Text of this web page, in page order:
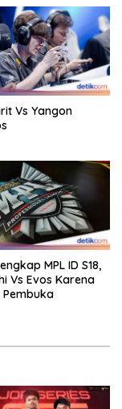
Vs Yangon
MPL ID S18,
Vs Evos Karena
Pembuka